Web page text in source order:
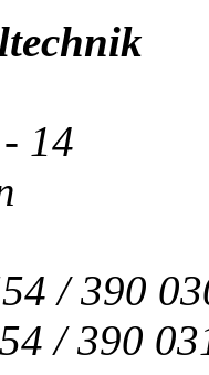
14
/ 390
/ 390